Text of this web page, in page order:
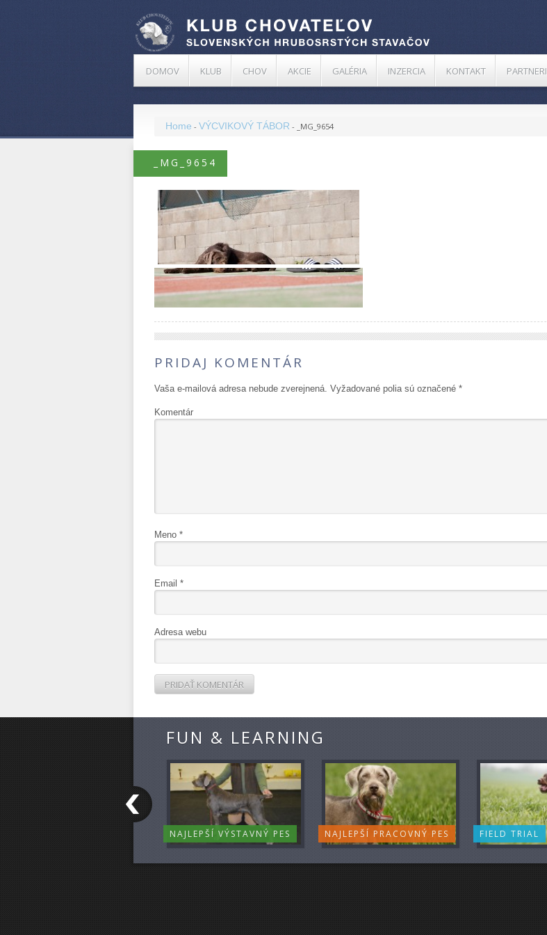
DOMOV KLUB CHOV AKCIE GALÉRIA INZERCIA KONTAKT PARTNERI
Home - VÝCVIKOVÝ TÁBOR - _MG_9654
_MG_9654
PRIDAJ KOMENTÁR
Vaša e-mailová adresa nebude zverejnená. Vyžadované polia sú označené *
Komentár
Meno *
Email *
Adresa webu
FUN & LEARNING
NAJLEPŠÍ VÝSTAVNÝ PES NAJLEPŠÍ PRACOVNÝ PES FIELD TRIAL